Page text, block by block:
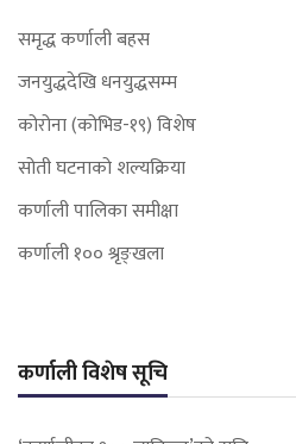
समृद्ध कर्णाली बहस
जनयुद्धदेखि धनयुद्धसम्म
कोरोना (कोभिड-१९) विशेष
सोती घटनाको शल्यक्रिया
कर्णाली पालिका समीक्षा
कर्णाली १०० श्रृङ्खला
कर्णाली विशेष सूचि